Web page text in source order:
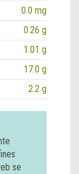
0.0 mg
0.26 g
1.01 g
17.0 g
2.2 g
se